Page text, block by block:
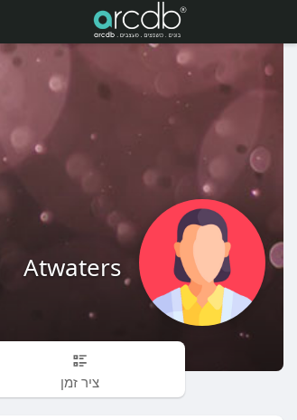
Atwaters
ציר זמן